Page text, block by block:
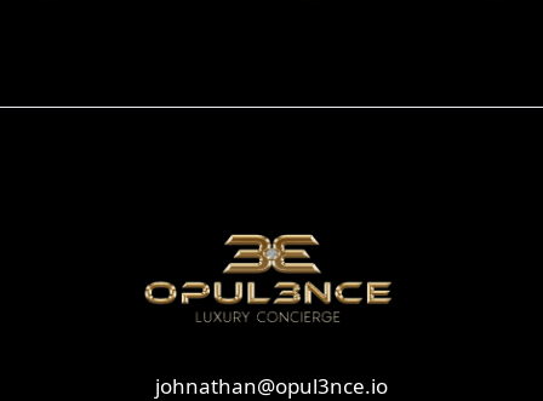
johnathan@opul3nce.io